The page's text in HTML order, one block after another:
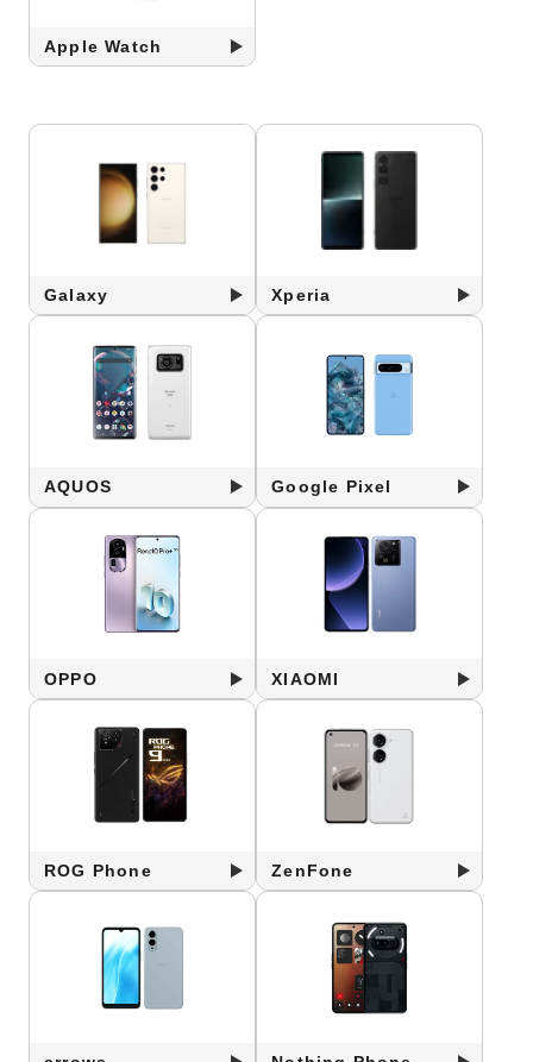
Apple Watch
Galaxy Xperia
AQUOS Google Pixel
OPPO XIAOMI
ROG Phone ZenFone